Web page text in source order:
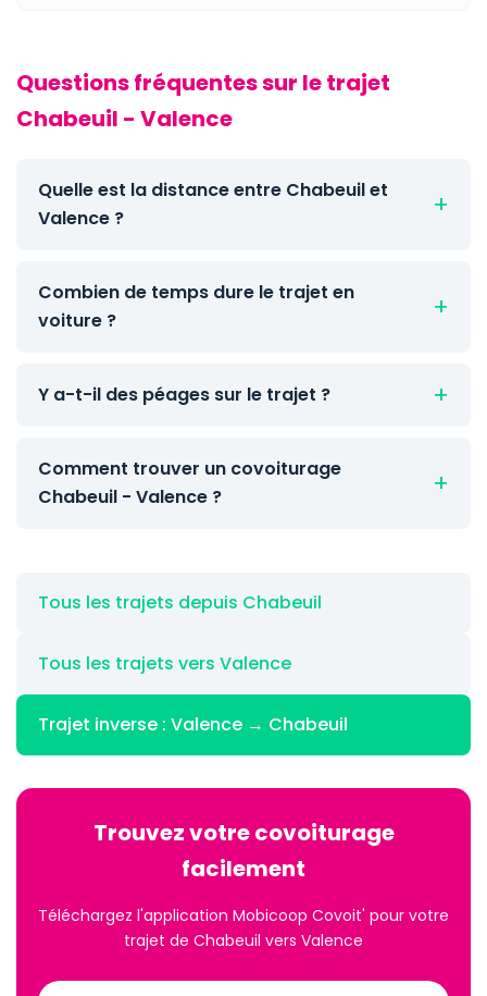
Questions fréquentes sur le trajet
Chabeuil - Valence
Quelle est la distance entre Chabeuil et
Valence ?
Combien de temps dure le trajet en
voiture ?
Y a-t-il des péages sur le trajet ?
Comment trouver un covoiturage
Chabeuil - Valence ?
Tous les trajets depuis Chabeuil
Tous les trajets vers Valence
Trajet inverse : Valence → Chabeuil
Trouvez votre covoiturage
facilement
Téléchargez l'application Mobicoop Covoit' pour votre
trajet de Chabeuil vers Valence